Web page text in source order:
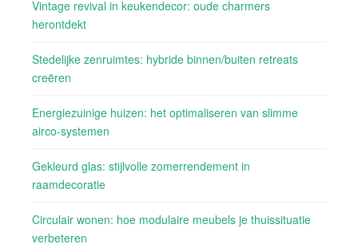
Vintage revival in keukendecor: oude charmers
herontdekt
Stedelijke zenruimtes: hybride binnen/buiten retreats
creëren
Energiezuinige huizen: het optimaliseren van slimme
airco-systemen
Gekleurd glas: stijlvolle zomerrendement in
raamdecoratie
Circulair wonen: hoe modulaire meubels je thuissituatie
verbeteren